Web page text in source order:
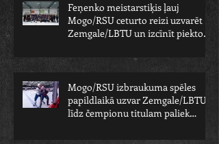
Feņenko meistarstiķis ļauj
Mogo/RSU ceturto reizi uzvarēt
Zemgale/LBTU un izcīnīt piekto
Mogo/RSU izbraukuma spēles
papildlaikā uzvar Zemgale/LBTU -
līdz čempionu titulam paliek